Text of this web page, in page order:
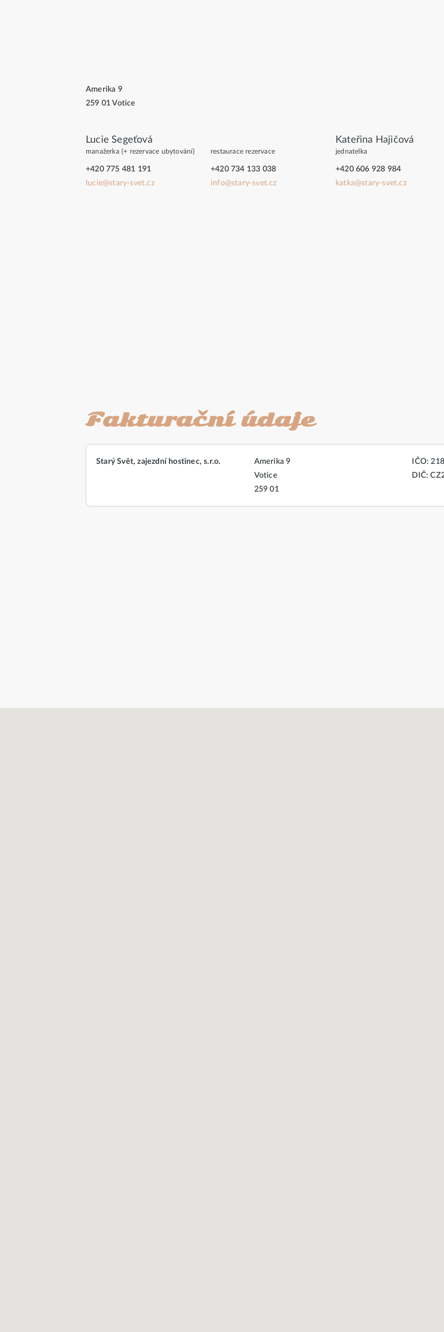
Amerika 9
259 01 Votice
Lucie Segeťová
manažerka (+ rezervace ubytování)
+420 775 481 191
lucie@stary-svet.cz
restaurace rezervace
+420 734 133 038
info@stary-svet.cz
Kateřina Hajičová
jednatelka
+420 606 928 984
katka@stary-svet.cz
Fakturační údaje
Starý Svět, zajezdní hostinec, s.r.o.
Amerika 9
Votice
259 01
IČO:
DIČ: